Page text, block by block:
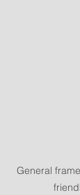
General